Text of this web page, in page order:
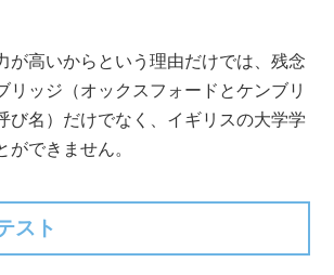
が高いからという理由だけでは、残念
リッジ（オックスフォードとケンブリ
び名）だけでなく、イギリスの大学学
ができません。
スト